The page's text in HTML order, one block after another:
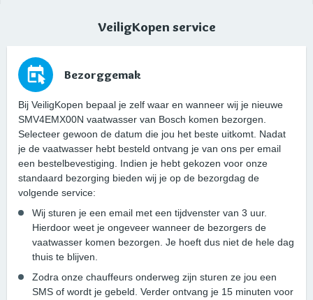
VeiligKopen service
Bezorggemak
Bij VeiligKopen bepaal je zelf waar en wanneer wij je nieuwe
SMV4EMX00N vaatwasser van Bosch komen bezorgen.
Selecteer gewoon de datum die jou het beste uitkomt. Nadat
je de vaatwasser hebt besteld ontvang je van ons per email
een bestelbevestiging. Indien je hebt gekozen voor onze
standaard bezorging bieden wij je op de bezorgdag de
volgende service:
Wij sturen je een email met een tijdvenster van 3 uur.
Hierdoor weet je ongeveer wanneer de bezorgers de
vaatwasser komen bezorgen. Je hoeft dus niet de hele dag
thuis te blijven.
Zodra onze chauffeurs onderweg zijn sturen ze jou een
SMS of wordt je gebeld. Verder ontvang je 15 minuten voor